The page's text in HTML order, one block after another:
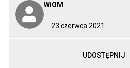
23 czerwca 2021
WiOM
UDOSTĘPNIJ